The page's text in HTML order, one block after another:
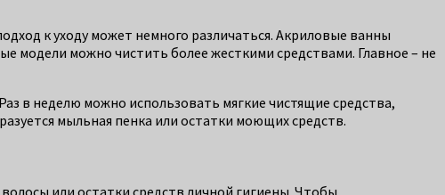
к уходу может немного различаться. Акриловые ванны
модели можно чистить более жесткими средствами. Главное – не
в неделю можно использовать мягкие чистящие средства,
мыльная пенка или остатки моющих средств.